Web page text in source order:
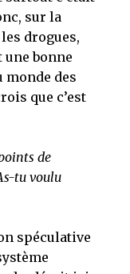
sur la
drogues,
bonne
monde des
que c’est
de
tu voulu
spéculative